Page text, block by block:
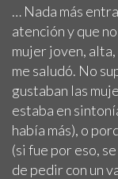
… Nada más
atención y que
mujer joven,
me saludó. No
gustaban las
estaba en
había más), o
(si fue por eso,
de pedir con un